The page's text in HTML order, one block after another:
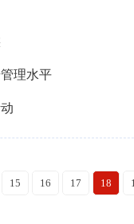
理水平
15 16 17 18